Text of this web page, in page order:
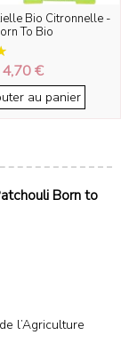
Bio Citronnelle -
To Bio
4,70 €
au panier
Born to
l’Agriculture